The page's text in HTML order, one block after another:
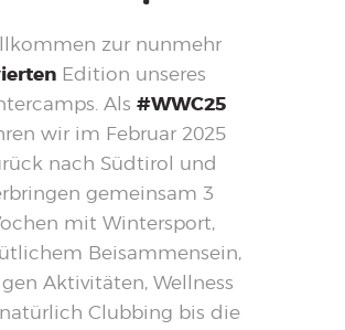
zur nunmehr
Edition unseres
Als #WWC25
wir im Februar 2025
nach Südtirol und
gemeinsam 3
mit Wintersport,
Beisammensein,
Aktivitäten, Wellness
Clubbing bis die